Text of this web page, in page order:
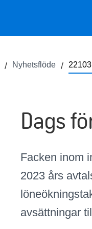
Nyhetsflöde
Dags
Facken inom
2023 års
avsättningar